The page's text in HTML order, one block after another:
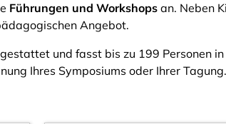
Führungen und Workshops an. Neben
Angebot.
und fasst bis zu 199 Personen
Ihres Symposiums oder Ihrer Tagung.